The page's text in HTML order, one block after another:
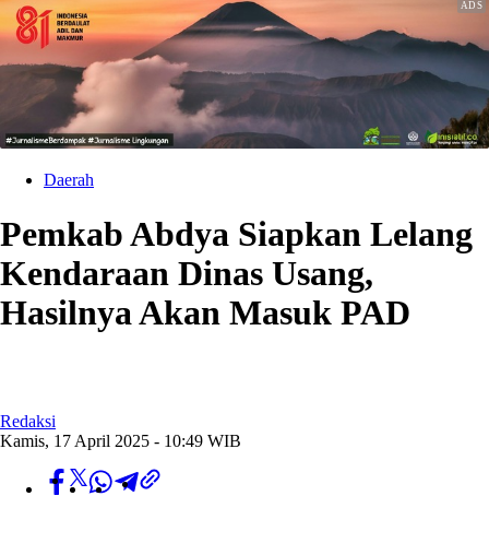
Daerah
Pemkab Abdya Siapkan Lelang
Kendaraan Dinas Usang,
Hasilnya Akan Masuk PAD
Redaksi
Kamis, 17 April 2025 - 10:49 WIB